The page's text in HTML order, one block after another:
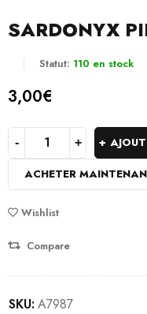
SARDONYX
Statut: 110 en stock
3,00€
ACHETER
Wishlist
Compare
SKU: A7987